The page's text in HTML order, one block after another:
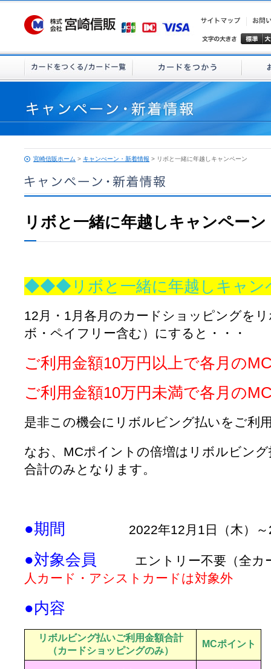
宮崎信販ホーム > キャンぺーン・新着情報 > リボと一緒に年越しキャンペーン
リボと一緒に年越しキャンペーン
◆◆◆リボと一緒に年越しキャ
12月・1月各月のカードショッピングを
ボ・ペイフリー含む）にすると・・・
ご利用金額10万円以上で各月の
ご利用金額10万円未満で各月の
是非この機会にリボルビング払いをご利
なお、MCポイントの倍増はリボルビン
合計のみとなります。
●期間 2022年12月1日（木）～
●対象会員
エントリー不要（全カ
人カード・アシストカードは対象外
●内容
リボルビング払いご利用金額合計
（カードショッピングのみ）
MCポイント